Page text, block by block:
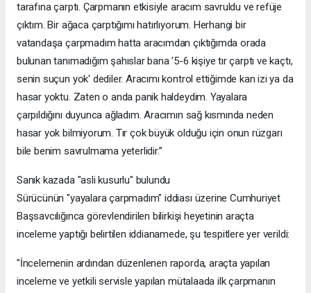
tarafına çarptı. Çarpmanın etkisiyle aracım savruldu ve refüje
çıktım. Bir ağaca çarptığımı hatırlıyorum. Herhangi bir
vatandaşa çarpmadım hatta aracımdan çıktığımda orada
bulunan tanımadığım şahıslar bana '5-6 kişiye tır çarptı ve kaçtı,
senin suçun yok' dediler. Aracımı kontrol ettiğimde kan izi ya da
hasar yoktu. Zaten o anda panik haldeydim. Yayalara
çarpıldığını duyunca ağladım. Aracımın sağ kısmında neden
hasar yok bilmiyorum. Tır çok büyük olduğu için onun rüzgarı
bile benim savrulmama yeterlidir.”
Sanık kazada "asli kusurlu" bulundu
Sürücünün "yayalara çarpmadım" iddiası üzerine Cumhuriyet
Başsavcılığınca görevlendirilen bilirkişi heyetinin araçta
inceleme yaptığı belirtilen iddianamede, şu tespitlere yer verildi:
"İncelemenin ardından düzenlenen raporda, araçta yapılan
inceleme ve yetkili servisle yapılan mütalaada ilk çarpmanın